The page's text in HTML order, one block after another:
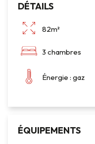
DÉTAILS
82m²
3 chambres
Énergie : gaz
ÉQUIPEMENTS